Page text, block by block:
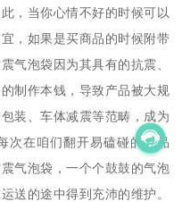
，当你心情不好的时候可以
，如果是买商品的时候附带
气泡袋因为其具有的抗震、
制作本钱，导致产品被大规
装、车体减震等范畴，成为
次在咱们翻开易磕碰的产品
气泡袋，一个个鼓鼓的气泡
送的途中得到充沛的维护。